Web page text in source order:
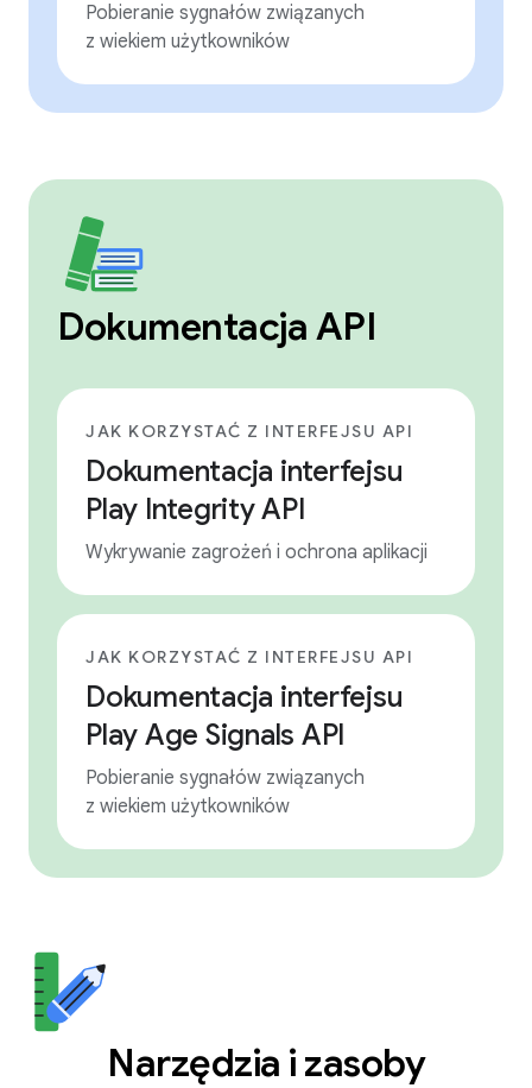
Pobieranie sygnałów związanych
z wiekiem użytkowników
Dokumentacja API
JAK KORZYSTAĆ Z INTERFEJSU API
Dokumentacja interfejsu
Play Integrity API
Wykrywanie zagrożeń i ochrona aplikacji
JAK KORZYSTAĆ Z INTERFEJSU API
Dokumentacja interfejsu
Play Age Signals API
Pobieranie sygnałów związanych
z wiekiem użytkowników
Narzędzia i zasoby